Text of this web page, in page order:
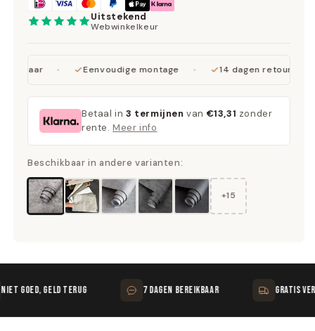
Uitstekend
Webwinkelkeur
Eenvoudige montage 14 dagen retour
Betaal in 3 termijnen van €13,31 zonder
rente. Meer info
Beschikbaar in andere varianten:
+15
GELD TERUG 7 DAGEN BEREIKBAAR GRATIS